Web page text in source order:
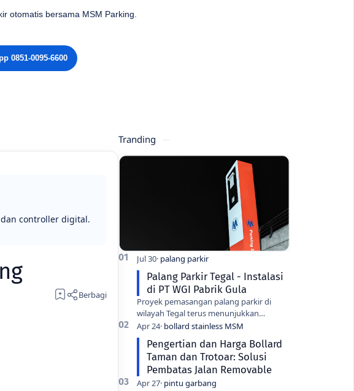
otomatis bersama MSM Parking.
0851-0095-6600
controller digital.
Tranding
Palang Parkir Tegal - Instalasi
di PT WGI Pabrik Gula
Proyek pemasangan palang parkir di
wilayah Tegal terus menunjukkan
peningkatan seiring dengan modernisasi
fasilitas industri di kota ini. Salah sa…
Pengertian dan Harga Bollard
Taman dan Trotoar: Solusi
Pembatas Jalan Removable